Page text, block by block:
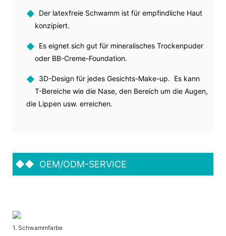
◆ Der latexfreie Schwamm ist für empfindliche Haut
konzipiert.
◆ Es eignet sich gut für mineralisches Trockenpuder
oder BB-Creme-Foundation.
◆ 3D-Design für jedes Gesichts-Make-up. Es kann
T-Bereiche wie die Nase, den Bereich um die Augen,
die Lippen usw. erreichen.
◆◆ OEM/ODM-SERVICE
1. Schwammfarbe